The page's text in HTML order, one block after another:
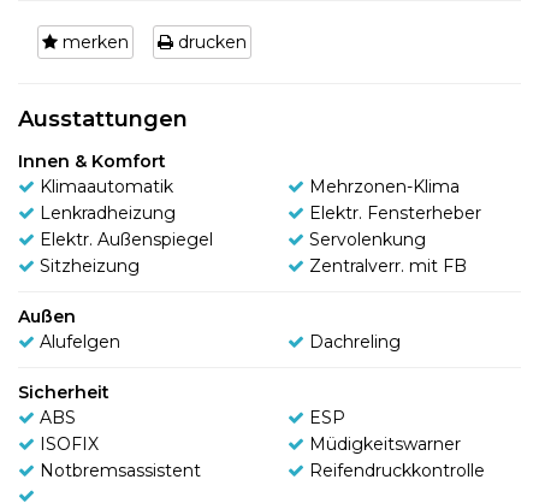
merken drucken
Ausstattungen
Innen & Komfort
Klimaautomatik
Mehrzonen-Klima
Lenkradheizung
Elektr. Fensterheber
Elektr. Außenspiegel
Servolenkung
Sitzheizung
Zentralverr. mit FB
Außen
Alufelgen
Dachreling
Sicherheit
ABS
ESP
ISOFIX
Müdigkeitswarner
Notbremsassistent
Reifendruckkontrolle